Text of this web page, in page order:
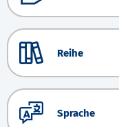
Reihe
Sprache